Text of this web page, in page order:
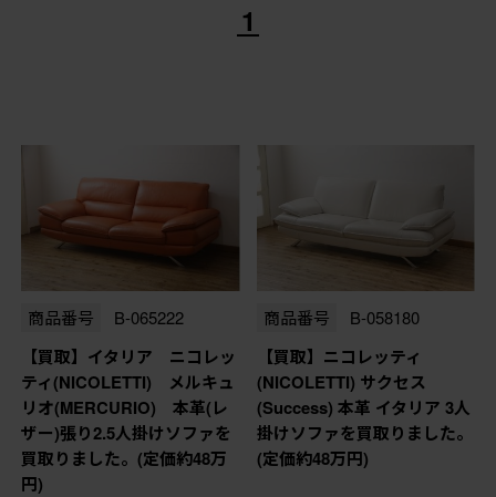
1
商品番号 B-065222
【買取】イタリア ニコレッ
ティ(NICOLETTI) メルキュ
リオ(MERCURIO) 本革(レ
ザー)張り2.5人掛けソファを
買取りました。(定価約48万
円)
商品番号 B-058180
【買取】ニコレッティ
(NICOLETTI) サクセス
(Success) 本革 イタリア 3人
掛けソファを買取りました。
(定価約48万円)